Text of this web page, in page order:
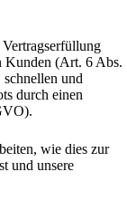
Kunden (Art. 6 Abs.
und
durch einen
wie dies zur
und unsere